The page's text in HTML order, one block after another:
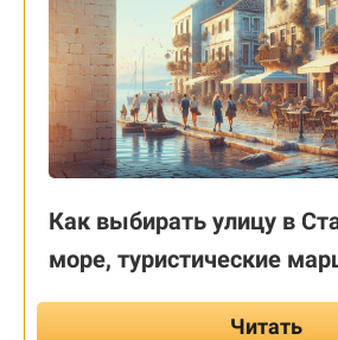
Как выбирать улицу в
море, туристические
Читать